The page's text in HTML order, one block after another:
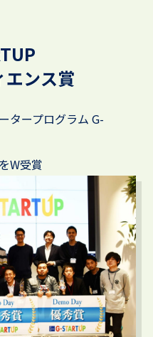
エンス賞
タープログラム G-
W受賞